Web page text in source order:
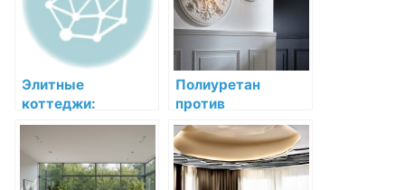
Элитные
коттеджи:
особенности
индивидуального
страхования
Полиуретан
против
дюрополимера:
как выбрать
материал лепных
изделий